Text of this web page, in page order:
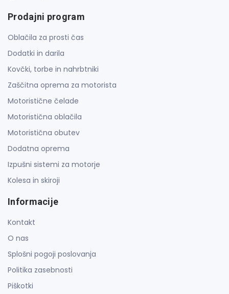
Prodajni program
Oblačila za prosti čas
Dodatki in darila
Kovčki, torbe in nahrbtniki
Zaščitna oprema za motorista
Motoristične čelade
Motoristična oblačila
Motoristična obutev
Dodatna oprema
Izpušni sistemi za motorje
Kolesa in skiroji
Informacije
Kontakt
O nas
Splošni pogoji poslovanja
Politika zasebnosti
Piškotki